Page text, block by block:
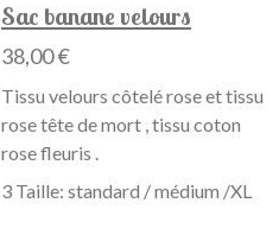
Sac banane velours
38,00 €
Tissu velours côtelé rose et tissu
rose tête de mort , tissu coton
rose fleuris .
3 Taille: standard / médium /XL